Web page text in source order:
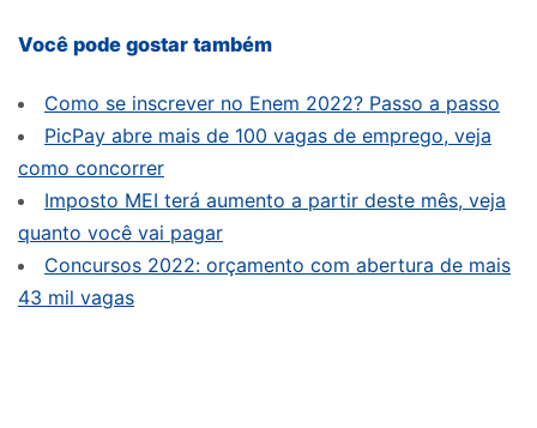
Você pode gostar também
Como se inscrever no Enem 2022? Passo a passo
PicPay abre mais de 100 vagas de emprego, veja
como concorrer
Imposto MEI terá aumento a partir deste mês, veja
quanto você vai pagar
Concursos 2022: orçamento com abertura de mais
43 mil vagas